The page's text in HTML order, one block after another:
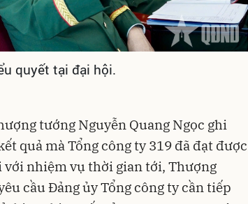
quyết tại đại hội.
tướng Nguyễn Quang Ngọc ghi
quả mà Tổng công ty 319 đã đạt được
nhiệm vụ thời gian tới, Thượng
cầu Đảng ủy Tổng công ty cần tiếp